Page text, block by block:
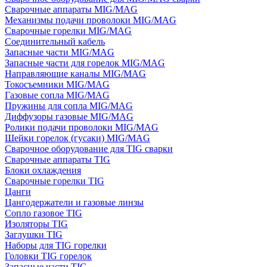
Сварочные аппараты MIG/MAG
Механизмы подачи проволоки MIG/MAG
Сварочные горелки MIG/MAG
Соединительный кабель
Запасные части MIG/MAG
Запасные части для горелок MIG/MAG
Направляющие каналы MIG/MAG
Токосъемники MIG/MAG
Газовые сопла MIG/MAG
Пружины для сопла MIG/MAG
Диффузоры газовые MIG/MAG
Ролики подачи проволоки MIG/MAG
Шейки горелок (гусаки) MIG/MAG
Сварочное оборудование для TIG сварки
Сварочные аппараты TIG
Блоки охлаждения
Сварочные горелки TIG
Цанги
Цангодержатели и газовые линзы
Сопло газовое TIG
Изоляторы TIG
Заглушки TIG
Наборы для TIG горелки
Головки TIG горелок